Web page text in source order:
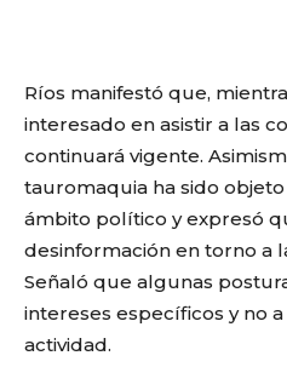
Ríos manifestó que,
interesado en asistir a las
continuará vigente.
tauromaquia ha sido
ámbito político y expresó
desinformación en torno a
Señaló que algunas
intereses específicos y no
actividad.